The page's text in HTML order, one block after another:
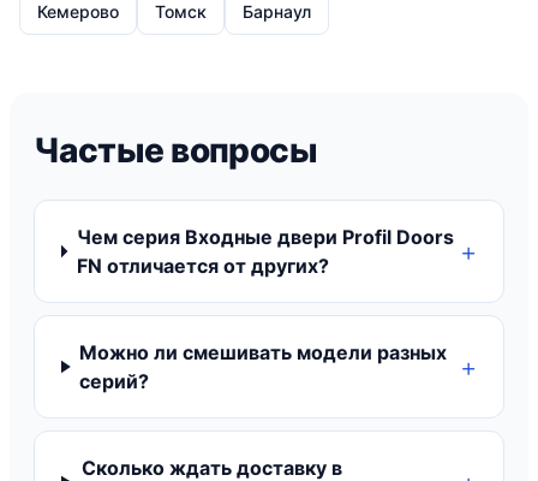
Кемерово Томск Барнаул
Частые вопросы
Чем серия Входные двери Profil Doors
FN отличается от других?
Можно ли смешивать модели разных
серий?
Сколько ждать доставку в